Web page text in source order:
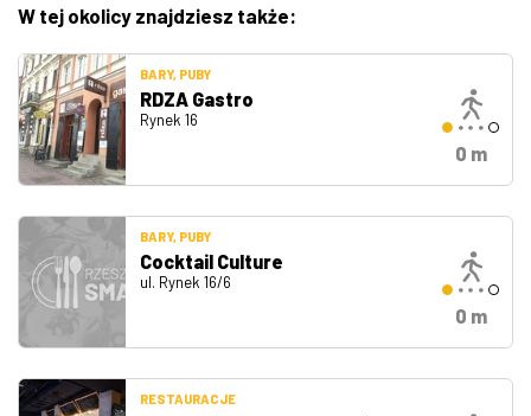
W tej okolicy znajdziesz także:
BARY, PUBY
RDZA Gastro
Rynek 16
0 m
BARY, PUBY
Cocktail Culture
ul. Rynek 16/6
0 m
RESTAURACJE